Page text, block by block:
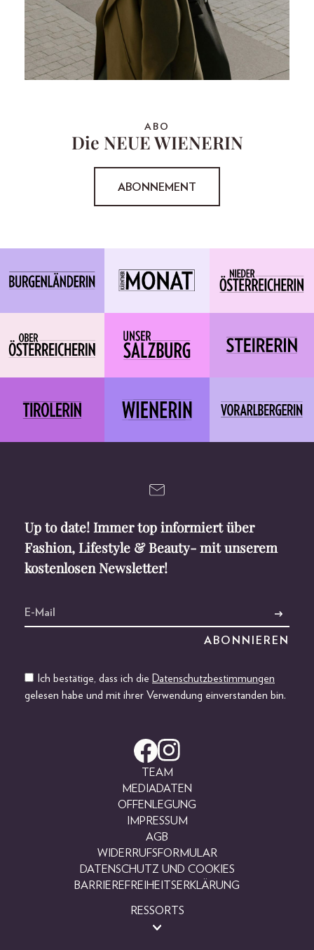
ABO
Die NEUE WIENERIN
ABONNEMENT
Up to date! Immer top informiert über
Fashion, Lifestyle & Beauty- mit unserem
kostenlosen Newsletter!
Ich bestätige, dass ich die Datenschutzbestimmungen
gelesen habe und mit ihrer Verwendung einverstanden bin.
TEAM
MEDIADATEN
OFFENLEGUNG
IMPRESSUM
AGB
WIDERRUFSFORMULAR
DATENSCHUTZ UND COOKIES
BARRIEREFREIHEITSERKLÄRUNG
RESSORTS